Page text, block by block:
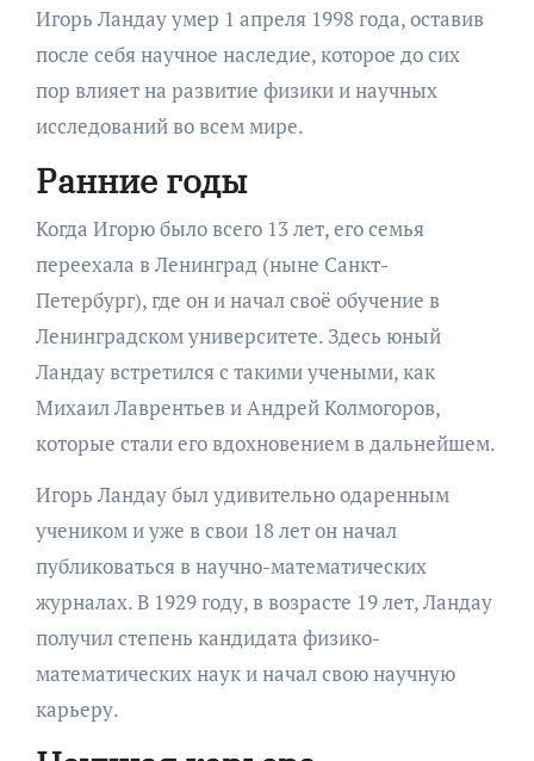
Игорь Ландау умер 1 апреля 1998 года, оставив
после себя научное наследие, которое до сих
пор влияет на развитие физики и научных
исследований во всем мире.
Ранние годы
Когда Игорю было всего 13 лет, его семья
переехала в Ленинград (ныне Санкт-
Петербург), где он и начал своё обучение в
Ленинградском университете. Здесь юный
Ландау встретился с такими учеными, как
Михаил Лаврентьев и Андрей Колмогоров,
которые стали его вдохновением в дальнейшем.
Игорь Ландау был удивительно одаренным
учеником и уже в свои 18 лет он начал
публиковаться в научно-математических
журналах. В 1929 году, в возрасте 19 лет, Ландау
получил степень кандидата физико-
математических наук и начал свою научную
карьеру.